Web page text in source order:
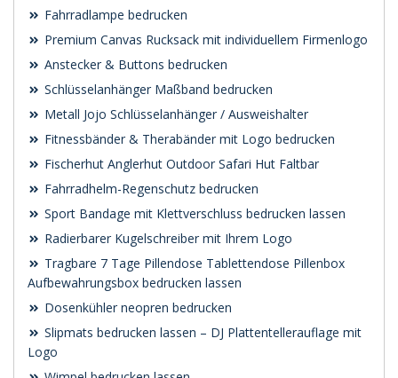
Fahrradlampe bedrucken
Premium Canvas Rucksack mit individuellem Firmenlogo
Anstecker & Buttons bedrucken
Schlüsselanhänger Maßband bedrucken
Metall Jojo Schlüsselanhänger / Ausweishalter
Fitnessbänder & Therabänder mit Logo bedrucken
Fischerhut Anglerhut Outdoor Safari Hut Faltbar
Fahrradhelm-Regenschutz bedrucken
Sport Bandage mit Klettverschluss bedrucken lassen
Radierbarer Kugelschreiber mit Ihrem Logo
Tragbare 7 Tage Pillendose Tablettendose Pillenbox
Aufbewahrungsbox bedrucken lassen
Dosenkühler neopren bedrucken
Slipmats bedrucken lassen – DJ Plattentellerauflage mit
Logo